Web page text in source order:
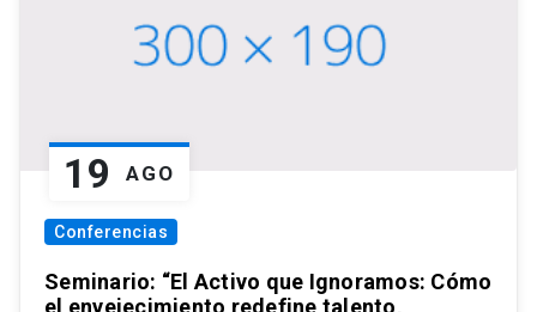
19 AGO
Conferencias
Seminario: “El Activo que Ignoramos: Cómo
el envejecimiento redefine talento,